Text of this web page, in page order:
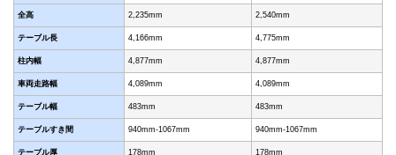
全高 2,235mm 2,540mm
テーブル長 4,166mm 4,775mm
柱内幅 4,877mm 4,877mm
車両走路幅 4,089mm 4,089mm
テーブル幅 483mm 483mm
テーブルすき間 940mm-1067mm 940mm-1067mm
テーブル厚 178mm 178mm